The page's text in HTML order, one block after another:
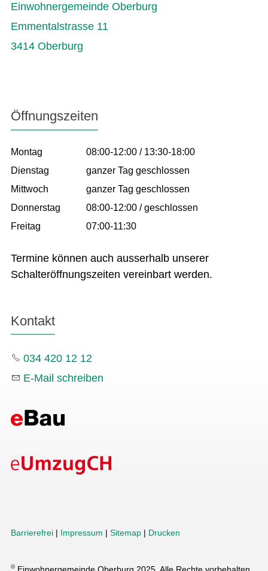
Einwohnergemeinde Oberburg
Emmentalstrasse 11
3414 Oberburg
Öffnungszeiten
Montag
08:00-12:00 / 13:30-18:00
Dienstag
ganzer Tag geschlossen
Mittwoch
ganzer Tag geschlossen
Donnerstag
08:00-12:00 / geschlossen
Freitag
07:00-11:30
Termine können auch ausserhalb unserer
Schalteröffnungszeiten vereinbart werden.
Kontakt
034 420 12 12
E-Mail schreiben
©
Barrierefrei | Impressum | Sitemap | Drucken